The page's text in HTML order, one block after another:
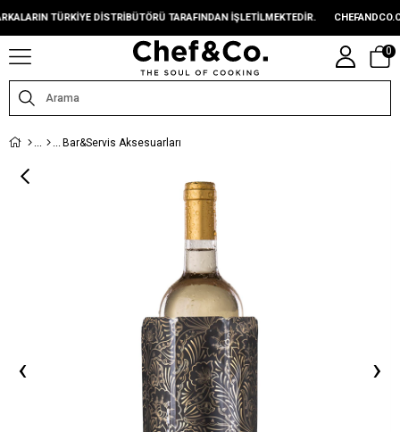
TÜRKIYE DISTRIBÜTÖRÜ TARAFINDAN IŞLETILMEKTEDIR. CHEFANDCO.COM,
0
Bar&Servis Aksesuarları
‹ ›